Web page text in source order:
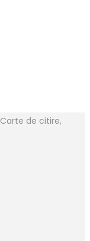
Carte de citire,